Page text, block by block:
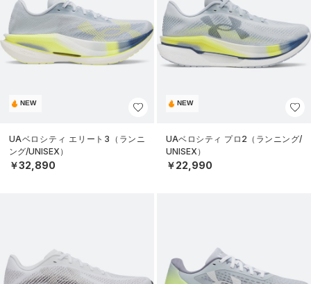
NEW
UAベロシティ エリート3（ランニ
ング/UNISEX）
￥32,890
NEW
UAベロシティ プロ2（ランニング/
UNISEX）
￥22,990